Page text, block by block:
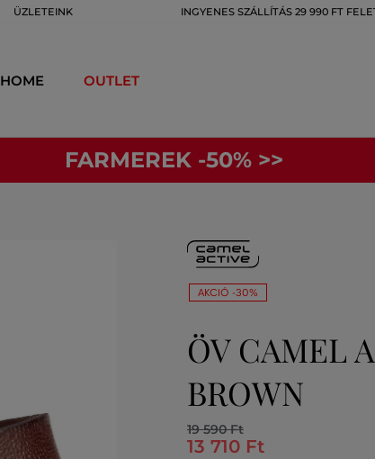
ÜZLETEINK INGYENES SZÁLLÍTÁS 29 990 FT
HOME OUTLET
FARMEREK -50% >>
AKCIÓ -30%
ÖV CAMEL
BROWN
19 590 Ft
13 710 Ft